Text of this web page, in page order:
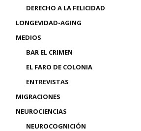
DERECHO A LA FELICIDAD
LONGEVIDAD-AGING
MEDIOS
BAR EL CRIMEN
EL FARO DE COLONIA
ENTREVISTAS
MIGRACIONES
NEUROCIENCIAS
NEUROCOGNICIÓN